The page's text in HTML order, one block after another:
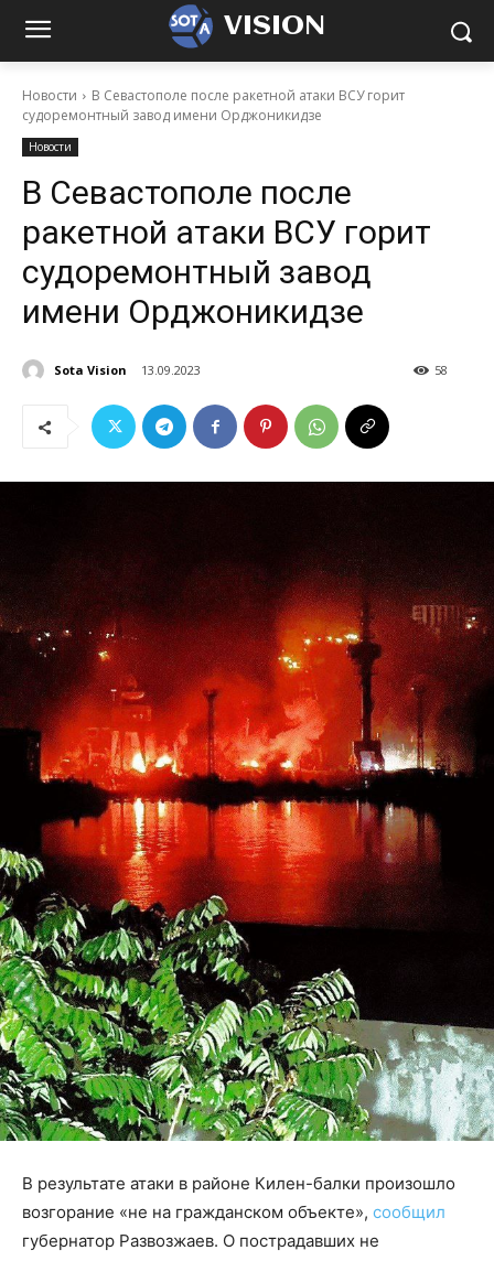
VISION
Новости
В Севастополе после ракетной атаки ВСУ горит
судоремонтный завод имени Орджоникидзе
Новости
В Севастополе после
ракетной атаки ВСУ горит
судоремонтный завод
имени Орджоникидзе
Sota Vision 13.09.2023 58
В результате атаки в районе Килен-балки произошло
возгорание «не на гражданском объекте», сообщил
губернатор Развозжаев. О пострадавших не